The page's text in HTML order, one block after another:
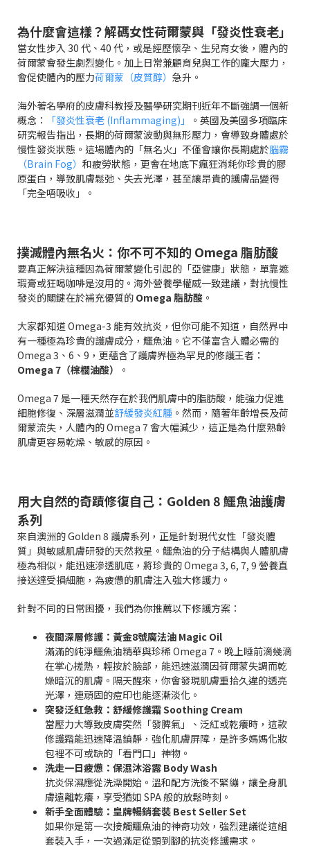
為什麼會這樣？解碼女性荷爾蒙與「發炎性衰老」
當女性步入 30 代、40 代，或是經歷懷孕、生兒育女後，體內的
荷爾蒙會發生劇烈變化。加上日常兼顧育兒與工作的龐大壓力，
會促使體內的壓力荷爾蒙（皮質醇） 急升。
海外著名學府的皮膚科教授及醫學研究期刊近年不斷強調一個新
概念：
「發炎性衰老 (Inflammaging)」
。英國及美國多項臨床
研究報告指出，長期的荷爾蒙波動與無形壓力，會導致身體處於
慢性發炎狀態。這場體內的「無名火」不僅會讓你長期處於腦霧
（Brain Fog） 和疲勞狀態，更會在地底下瘋狂消耗你珍貴的膠
原蛋白，導致肌膚鬆弛、失去光澤，甚至讓昂貴的護膚品變得
「完全唔吸收」。
撲滅體內無名火：你不可不知的 Omega 脂肪酸
要真正解決這種因為荷爾蒙變化引起的「亞健康」狀態，單靠遮
瑕膏或狂喝咖啡是沒用的。海外營養學權威一致建議，對抗慢性
發炎的關鍵在於補充優質的 Omega 脂肪酸 。
大家都知道 Omega-3 能有效抗炎，但你可能不知道，自然界中
有一種極為珍貴的護膚成分，鱷魚油。它不僅富含人體必需的
Omega 3、6、9，更蘊含了護膚界極為罕見的修護王者：
Omega 7（棕櫚油酸）
。
Omega 7 是一種天然存在於我們肌膚中的脂肪酸，能強力促進
細胞修復、深層滋潤並舒緩發炎紅腫 。然而，隨著年齡增長及荷
爾蒙流失，人體內的 Omega 7 會大幅減少，這正是為什麼熟齡
肌膚更容易乾燥、敏感的原因。
用大自然的奇蹟修復自己：Golden 8 鱷魚油護膚
系列
來自澳洲的 Golden 8 護膚系列，正是針對現代女性「發炎體
質」與敏感肌膚研發的天然救星。鱷魚油的分子結構與人體肌膚
極為相似，能迅速滲透肌底，將珍貴的 Omega 3, 6, 7, 9 營養直
接送達受損細胞，為疲憊的肌膚注入強大修護力。
針對不同的日常困擾，我們為你推薦以下修護方案：
夜間深層修護：黃金8號魔法油 Magic Oil
滿滿的純淨鱷魚油精華與珍稀 Omega 7。晚上睡前滴幾滴
在掌心搓熱，輕按於臉部，能迅速滋潤因荷爾蒙失調而乾
燥暗沉的肌膚。隔天醒來，你會發現肌膚重拾久違的透亮
光澤，連頑固的痘印也能逐漸淡化。
突發泛紅急救：舒緩修護霜 Soothing Cream
當壓力大導致皮膚突然「發脾氣」、泛紅或乾癢時，這款
修護霜能迅速降溫鎮靜，強化肌膚屏障，是許多媽媽化妝
包裡不可或缺的「看門口」神物。
洗走一日疲憊：保濕沐浴露 Body Wash
抗炎保濕應從洗澡開始。溫和配方洗後不緊繃，讓全身肌
膚遠離乾癢，享受猶如 SPA 般的放鬆時刻。
新手全面體驗：皇牌暢銷套裝 Best Seller Set
如果你是第一次接觸鱷魚油的神奇功效，強烈建議從這組
套裝入手，一次過滿足從頭到腳的抗炎修護需求。